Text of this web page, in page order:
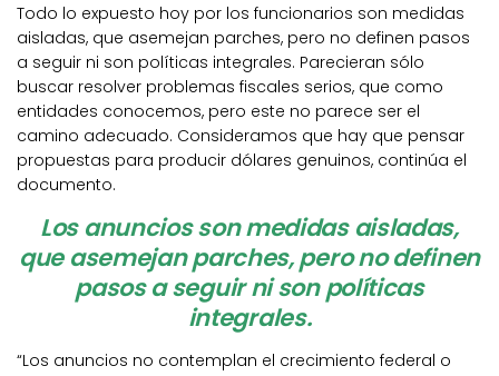
Todo lo expuesto hoy por los funcionarios son medidas
aisladas, que asemejan parches, pero no definen pasos
a seguir ni son políticas integrales. Parecieran sólo
buscar resolver problemas fiscales serios, que como
entidades conocemos, pero este no parece ser el
camino adecuado. Consideramos que hay que pensar
propuestas para producir dólares genuinos, continúa el
documento.
Los anuncios son medidas aisladas,
que asemejan parches, pero no definen
pasos a seguir ni son políticas
integrales.
“Los anuncios no contemplan el crecimiento federal o